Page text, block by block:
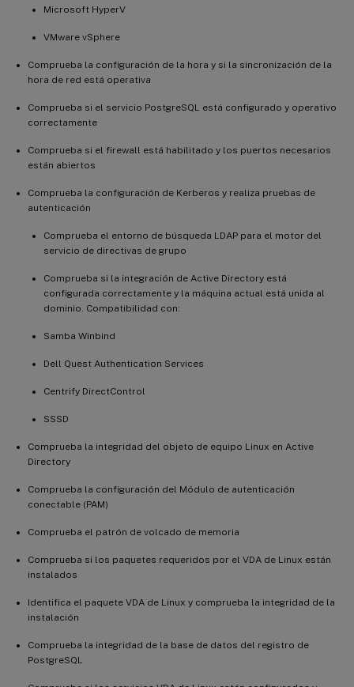
Microsoft HyperV
VMware vSphere
Comprueba la configuración de la hora y si la sincronización de la
hora de red está operativa
Comprueba si el servicio PostgreSQL está configurado y operativo
correctamente
Comprueba si el firewall está habilitado y los puertos necesarios
están abiertos
Comprueba la configuración de Kerberos y realiza pruebas de
autenticación
Comprueba el entorno de búsqueda LDAP para el motor del
servicio de directivas de grupo
Comprueba si la integración de Active Directory está
configurada correctamente y la máquina actual está unida al
dominio. Compatibilidad con:
Samba Winbind
Dell Quest Authentication Services
Centrify DirectControl
SSSD
Comprueba la integridad del objeto de equipo Linux en Active
Directory
Comprueba la configuración del Módulo de autenticación
conectable (PAM)
Comprueba el patrón de volcado de memoria
Comprueba si los paquetes requeridos por el VDA de Linux están
instalados
Identifica el paquete VDA de Linux y comprueba la integridad de la
instalación
Comprueba la integridad de la base de datos del registro de
PostgreSQL